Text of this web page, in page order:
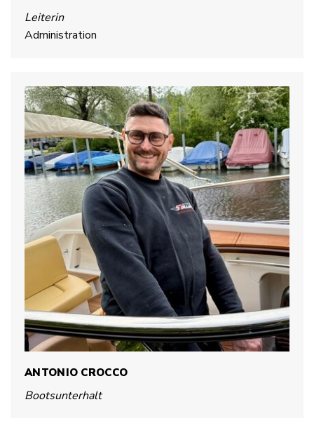
Leiterin
Administration
ANTONIO CROCCO
Bootsunterhalt